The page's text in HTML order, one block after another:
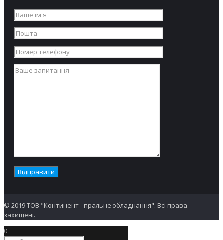
© 2019 ТОВ "Континент - пральне обладнання". Всі права
захищені.
0